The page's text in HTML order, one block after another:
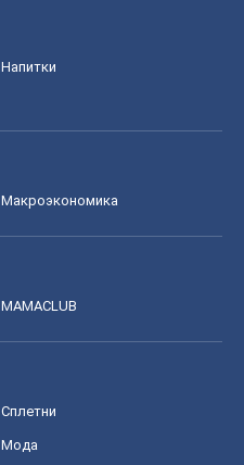
Напитки
Mакроэкономика
MAMACLUB
Сплетни
Мода